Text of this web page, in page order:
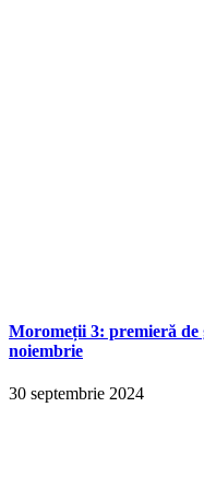
Moromeții 3: premieră
noiembrie
30 septembrie 2024